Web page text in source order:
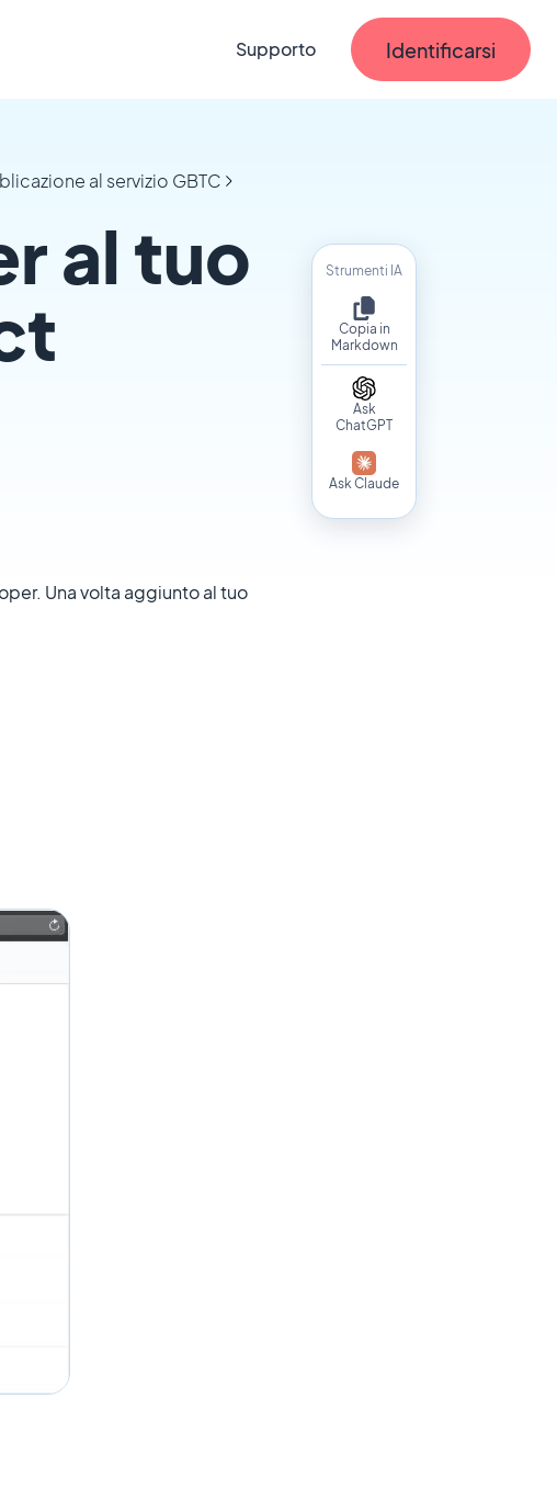
Supporto Identificarsi
Strumenti IA
Copia in
Markdown
Ask
ChatGPT
Ask Claude
al servizio GBTC
al tuo
Una volta aggiunto al tuo